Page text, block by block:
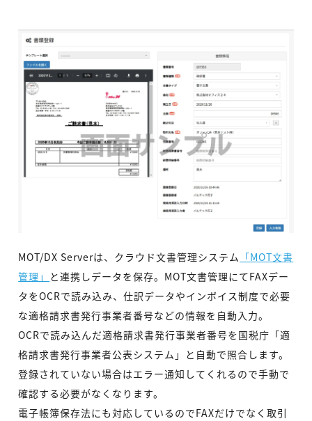
MOT/DX Serverは、クラウド文書管理システム 「MOT文書
管理」
と連携しデータを保存。MOT文書管理にてFAXデー
タをOCRで読み込み、仕訳データやインボイス制度で必要
な適格請求書発行事業者番号などの情報を自動入力。
OCRで読み込んだ適格請求書発行事業者番号を国税庁「適
格請求書発行事業者公表システム」と自動で照合します。
登録されていない場合はエラー通知してくれるので手動で
確認する必要がなくなります。
電子帳簿保存法にも対応しているのでFAXだけでなく取引